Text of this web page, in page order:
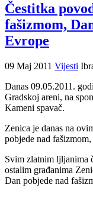
Čestitka
fašizmom,
Evrope
09 Maj 2011 Vijesti
Danas 09.05.2011.
Gradskoj areni, na
Kameni spavač.
Zenica je danas na
pobjede nad
Svim zlatnim ljljanima
ostalim građanima
Dan pobjede nad